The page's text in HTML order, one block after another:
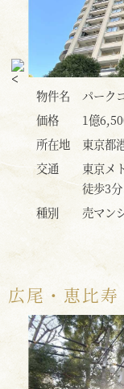
物件名
ベイク
価格
1億
所在地
東京都
交通
ＪＲ山
売マン
広尾・恵比